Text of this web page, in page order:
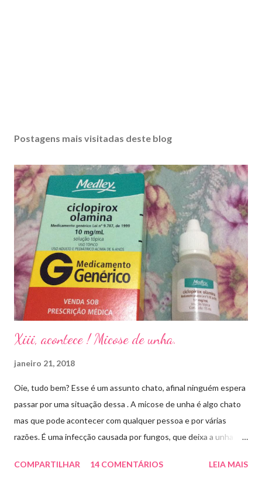
Postagens mais visitadas deste blog
Xiii, acontece ! Micose de unha.
janeiro 21, 2018
Oie, tudo bem? Esse é um assunto chato, afinal ninguém espera
passar por uma situação dessa . A micose de unha é algo chato
mas que pode acontecer com qualquer pessoa e por várias
razões. É uma infecção causada por fungos, que deixa a unha
descolar da pele. As causas mais comuns dessas micoses é por
COMPARTILHAR 14 COMENTÁRIOS LEIA MAIS